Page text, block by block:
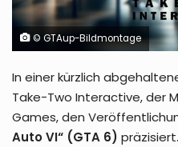
© GTAup-Bildmontage
In einer kürzlich
Take-Two Interactive, der
Games, den
Auto VI“ (GTA 6)